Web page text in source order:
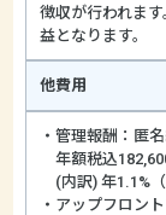
徴収が行われま
益となります。
他費用
・管理報酬：匿
年額税込
(内訳) 年1.1%（
・アップフロン